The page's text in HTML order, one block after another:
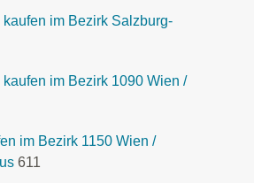
im Bezirk Salzburg-
im Bezirk 1090 Wien /
im Bezirk 1150 Wien /
611